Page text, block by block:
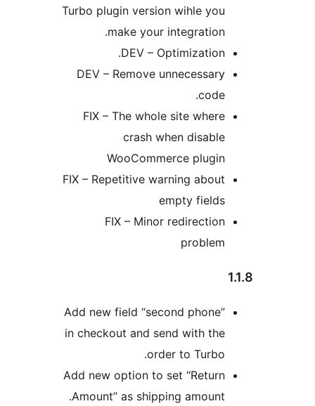
Turbo plugin version wihle you
make your integration.
DEV – Optimization.
DEV – Remove unnecessary
FIX – The whole site where
crash when disable
WooCommerce plugin
FIX – Repetitive warning about
FIX – Minor redirection
Add new field “second phone”
in checkout and send with the
Add new option to set “Return
Amount” as shipping amount.